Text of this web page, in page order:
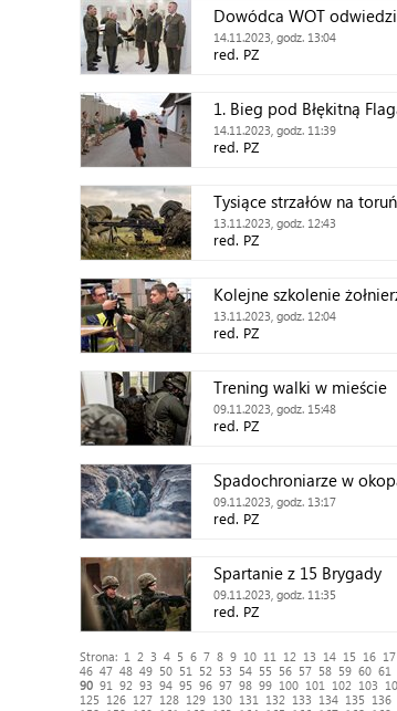
Dowódca WOT
14.11.2023, godz. 13:04
red. PZ
1. Bieg pod Błękitną
14.11.2023, godz. 11:39
red. PZ
Tysiące strzałów na
13.11.2023, godz. 12:43
red. PZ
Kolejne szkolenie
13.11.2023, godz. 12:04
red. PZ
Trening walki w mieście
09.11.2023, godz. 15:48
red. PZ
Spadochroniarze w
09.11.2023, godz. 13:17
red. PZ
Spartanie z 15 Brygady
09.11.2023, godz. 11:35
red. PZ
Strona: 1 2 3 4 5 6 7 8 9 10 11 12 13 14 15 16 17
46 47 48 49 50 51 52 53 54 55 56 57 58 59 60 61
90 91 92 93 94 95 96 97 98 99 100 101 102 103
125
126 127 128 129 130 131 132 133 134 135 136